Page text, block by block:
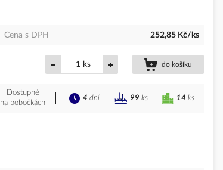
Cena s DPH 252,85 Kč/ks
ks do košíku
Dostupné
na pobočkách
14 ks
4 dní 99 ks